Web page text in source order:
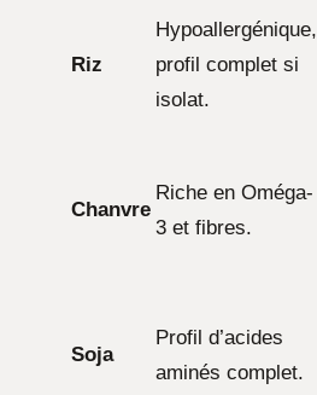
Riz
Hypoallergénique,
profil complet si
isolat.
Chanvre
Riche en Oméga-
3 et fibres.
Soja
Profil d’acides
aminés complet.